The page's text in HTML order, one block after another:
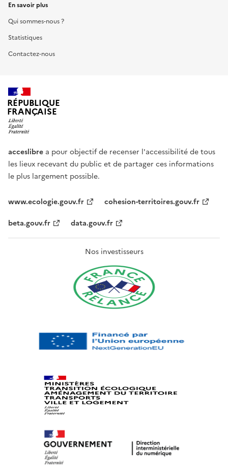
En savoir plus
Qui sommes-nous ?
Statistiques
Contactez-nous
RÉPUBLIQUE
FRANÇAISE
acceslibre a pour objectif de recenser l'accessibilité de tous
les lieux recevant du public et de partager ces informations
le plus largement possible.
www.ecologie.gouv.fr
cohesion-territoires.gouv.fr
beta.gouv.fr
data.gouv.fr
Nos investisseurs